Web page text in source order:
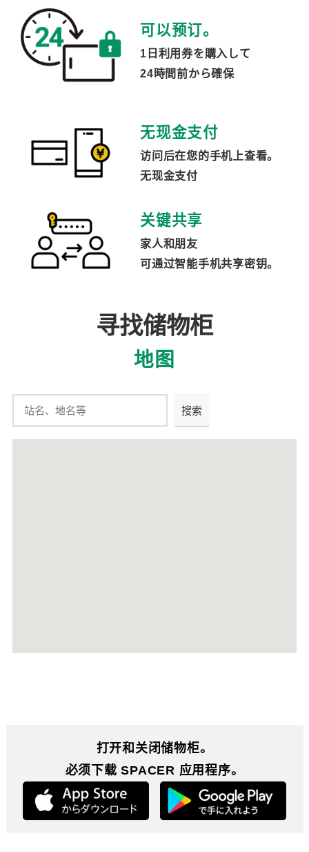
可以预订。
1日利用券を購入して
24時間前から確保
无现金支付
访问后在您的手机上查看。
无现金支付
关键共享
家人和朋友
可通过智能手机共享密钥。
寻找储物柜
地图
搜索 搜索
打开和关闭储物柜。
必须下载 SPACER 应用程序。